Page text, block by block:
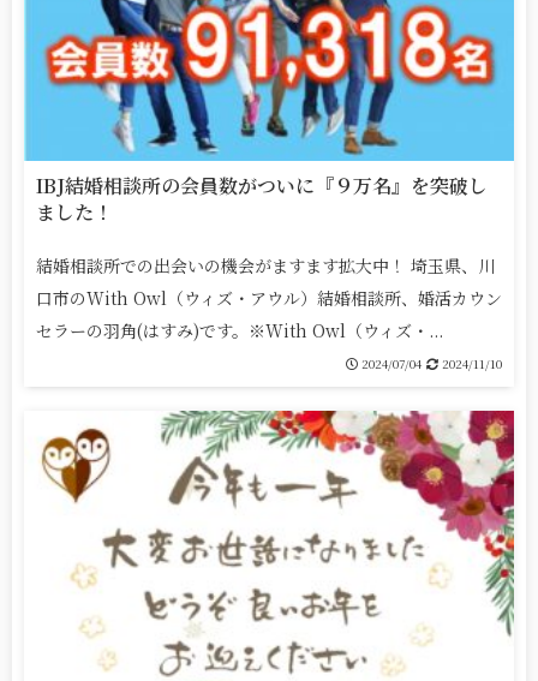
IBJ結婚相談所の会員数がついに『９万名』を突破し
ました！
結婚相談所での出会いの機会がますます拡大中！ 埼玉県、川
口市のWith Owl（ウィズ・アウル）結婚相談所、婚活カウン
セラーの羽角(はすみ)です。※With Owl（ウィズ・...
2024/07/04 2024/11/10